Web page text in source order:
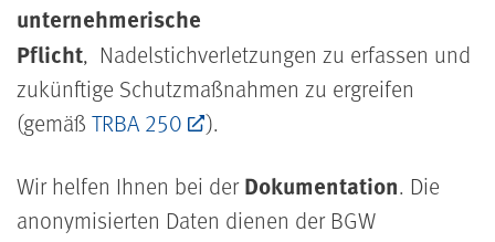
unternehmerische
Pflicht, Nadelstichverletzungen zu erfassen und
zukünftige Schutzmaßnahmen zu ergreifen
(gemäß TRBA 250 ).
Wir helfen Ihnen bei derDokumentation. Die
anonymisierten Daten dienen der BGW